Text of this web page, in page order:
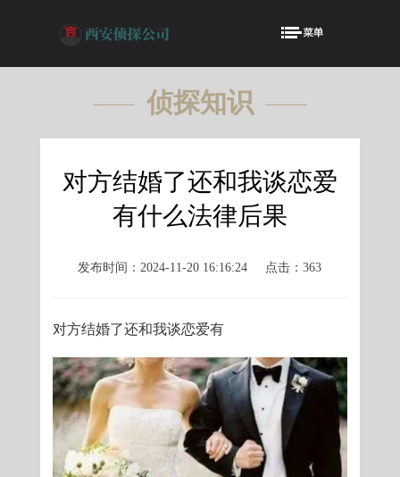
侦探知识
KNOWLEDGE
对方结婚了还和我谈恋爱
有什么法律后果
发布时间：2024-11-20 16:16:24 点击：363
对方结婚了还和我谈恋爱有